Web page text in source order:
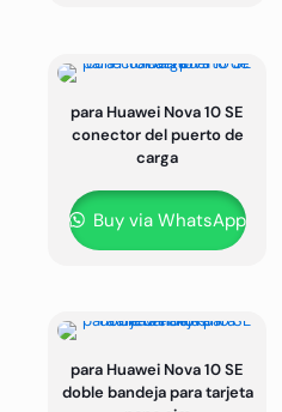
para Huawei Nova 10 SE
conector del puerto de
carga
Buy via WhatsApp
para Huawei Nova 10 SE
doble bandeja para tarjeta